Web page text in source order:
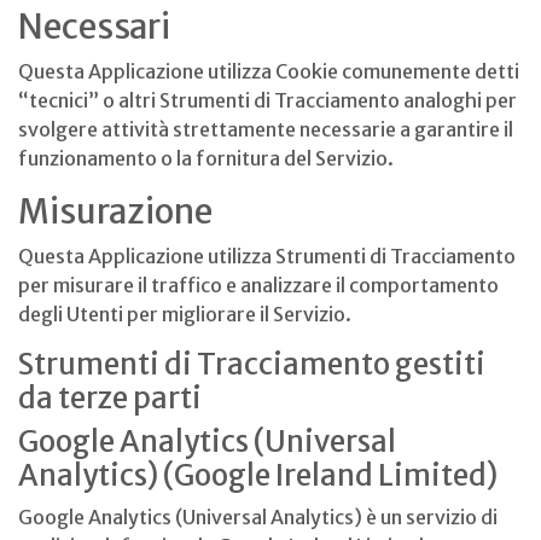
Necessari
Questa Applicazione utilizza Cookie comunemente detti
“tecnici” o altri Strumenti di Tracciamento analoghi per
svolgere attività strettamente necessarie a garantire il
funzionamento o la fornitura del Servizio.
Misurazione
Questa Applicazione utilizza Strumenti di Tracciamento
per misurare il traffico e analizzare il comportamento
degli Utenti per migliorare il Servizio.
Strumenti di Tracciamento gestiti
da terze parti
Google Analytics (Universal
Analytics) (Google Ireland Limited)
Google Analytics (Universal Analytics) è un servizio di